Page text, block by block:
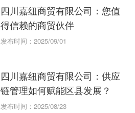
四川嘉纽商贸有限公司：您值
得信赖的商贸伙伴
发布时间：2025/09/01
四川嘉纽商贸有限公司：供应
链管理如何赋能区县发展？
发布时间：2025/08/23